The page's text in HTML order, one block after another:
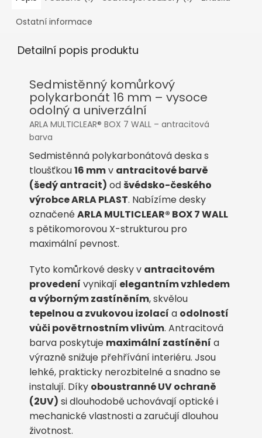
Ostatní informace
Detailní popis produktu
Sedmistěnný komůrkový
polykarbonát 16 mm – vysoce
odolný a univerzální
ARLA MULTICLEAR® BOX 7 WALL – antracitová
barva
Sedmistěnná polykarbonátová deska s
tloušťkou16 mmv antracitové barvě
(šedý antracit) od švédsko-českého
výrobce ARLA PLAST. Nabízíme desky
označenéARLA MULTICLEAR® BOX 7 WALL
s pětikomorovou X-strukturou pro
maximální pevnost.
Tyto komůrkové desky v antracitovém
provedení vynikají elegantním vzhledem
a výborným zastíněním, skvělou
tepelnou a zvukovou izolací a odolností
vůči povětrnostním vlivům. Antracitová
barva poskytuje maximální zastínění a
výrazně snižuje přehřívání interiéru. Jsou
lehké, prakticky nerozbitelné a snadno se
instalují. Díky oboustranné UV ochraně
(2UV) si dlouhodobě uchovávají optické i
mechanické vlastnosti a zaručují dlouhou
životnost.